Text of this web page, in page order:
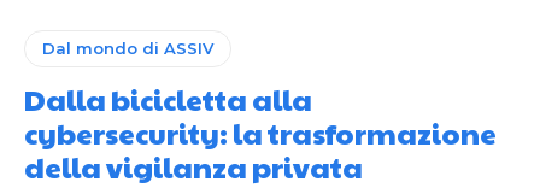
Dal mondo di ASSIV
Dalla bicicletta alla
cybersecurity: la trasformazione
della vigilanza privata